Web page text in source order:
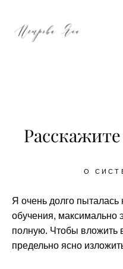
О
Я очень долго пыталась
обучения,
полную. Чтобы вложить
предельно ясно